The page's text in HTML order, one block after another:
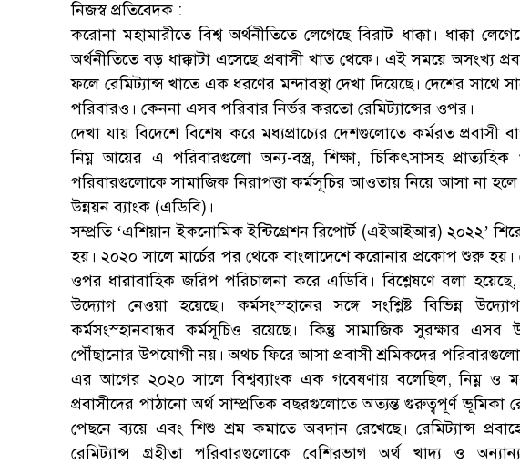
নিজস্ব প্রতিবেদক :
করোনা মহামারীতে বিশ্ব অর্থনীতিতে লেগেছে বিরাট ধাক্কা। ধাক্কা
অর্থনীতিতে বড় ধাক্কাটা এসেছে প্রবাসী খাত থেকে। এই সময়ে অসংখ্য
ফলে রেমিট্যান্স খাতে এক ধরণের মন্দাবস্থা দেখা দিয়েছে। দেশের
পরিবারও। কেননা এসব পরিবার নির্ভর করতো রেমিট্যান্সের ওপর।
দেখা যায় বিদেশে বিশেষ করে মধ্যপ্রাচ্যের দেশগুলোতে কর্মরত প্রবাসী
নিম্ন আয়ের এ পরিবারগুলো অন্য-বস্ত্র, শিক্ষা, চিকিৎসাসহ
পরিবারগুলোকে সামাজিক নিরাপত্তা কর্মসূচির আওতায় নিয়ে আসা না হলে
উন্নয়ন ব্যাংক (এডিবি)।
সম্প্রতি ‘এশিয়ান ইকনোমিক ইন্টিগ্রেশন রিপোর্ট (এইআইআর) ২০২২’
হয়। ২০২০ সালে মার্চের পর থেকে বাংলাদেশে করোনার প্রকোপ শুরু হয়।
ওপর ধারাবাহিক জরিপ পরিচালনা করে এডিবি। বিশ্লেষণে বলা
উদ্যোগ নেওয়া হয়েছে। কর্মসংস্হানের সঙ্গে সংশ্লিষ্ট বিভিন্ন
কর্মসংস্হানবান্ধব কর্মসূচিও রয়েছে। কিন্তু সামাজিক সুরক্ষার এসব
পৌঁছানোর উপযোগী নয়। অথচ ফিরে আসা প্রবাসী শ্রমিকদের
এর আগের ২০২০ সালে বিশ্বব্যাংক এক গবেষণায় বলেছিল, নিম্ন ও
প্রবাসীদের পাঠানো অর্থ সাম্প্রতিক বছরগুলোতে অত্যন্ত গুরুত্বপূর্ণ ভূমিকা
পেছনে ব্যয়ে এবং শিশু শ্রম কমাতে অবদান রেখেছে। রেমিট্যান্স
রেমিট্যান্স গ্রহীতা পরিবারগুলোকে বেশিরভাগ অর্থ খাদ্য ও